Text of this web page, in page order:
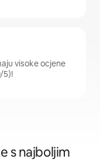
visoke ocjene
5)!
s najboljim